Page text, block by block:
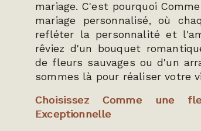
mariage. C'est pourquoi
mariage personnalisé, où
refléter la personnalité et
rêviez d'un bouquet
de fleurs sauvages ou d'un
sommes là pour réaliser votre
Choisissez Comme une
Exceptionnelle